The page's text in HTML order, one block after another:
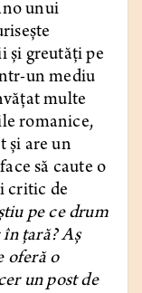
unui
şi greutăţi pe
un mediu
multe
romanice,
şi are un
să caute o
critic de
pe ce drum
ţară? Aş
oferă o
un post de